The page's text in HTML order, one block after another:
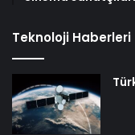
Teknoloji Haberleri